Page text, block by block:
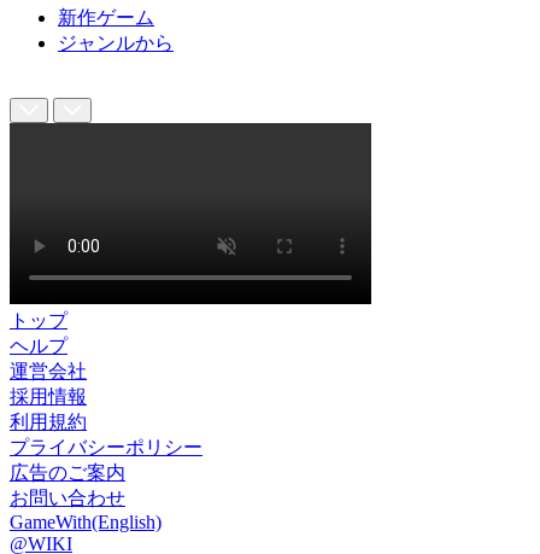
新作ゲーム
ジャンルから
トップ
ヘルプ
運営会社
採用情報
利用規約
プライバシーポリシー
広告のご案内
お問い合わせ
GameWith(English)
@WIKI